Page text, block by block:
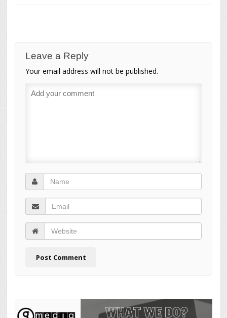
Leave a Reply
Your email address will not be published.